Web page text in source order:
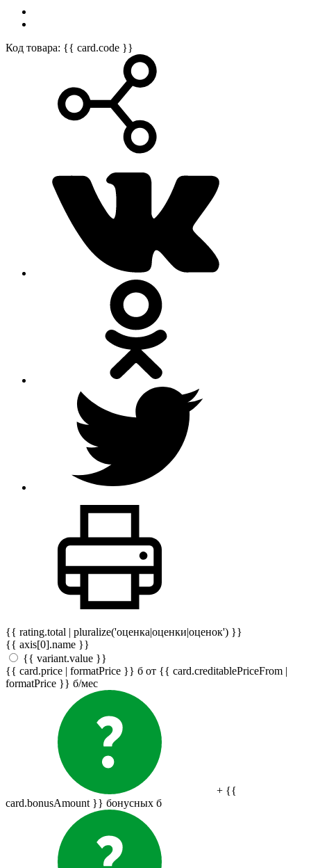
Код товара: {{ card.code }}
{{ rating.total | pluralize('оценка|оценки|оценок') }}
{{ axis[0].name }}
{{ variant.value }}
{{ card.price | formatPrice }} б от {{ card.creditablePriceFrom |
formatPrice }} б/мес
+ {{
card.bonusAmount }} бонусных б